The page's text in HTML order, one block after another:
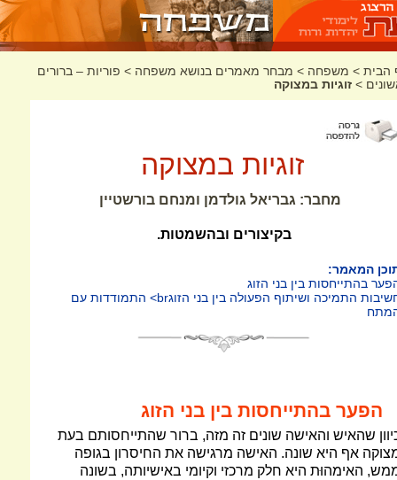
הבית > משפחה > מבחר מאמרים בנושא משפחה > פוריות – ברורים
> זוגיות במצוקה
זוגיות במצוקה
מחבר: גבריאל גולדמן ומנחם בורשטיין
בקיצורים ובהשמטות.
המאמר:
בהתייחסות בין בני הזוג
חשיבות התמיכה ושיתוף הפעולה בין בני הזוגbr> התמודדות עם
הפער בהתייחסות בין בני הזוג
שהאיש והאישה שונים זה מזה, ברור שהתייחסותם בעת
אף היא שונה. האישה מרגישה את החיסרון בגופה
האימהוּת היא חלק מרכזי וקיומי באישיותה, בשונה